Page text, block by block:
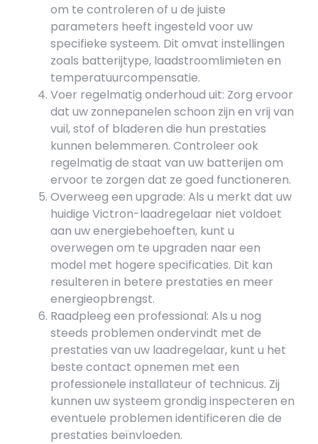
om te controleren of u de juiste
parameters heeft ingesteld voor uw
specifieke systeem. Dit omvat instellingen
zoals batterijtype, laadstroomlimieten en
temperatuurcompensatie.
Voer regelmatig onderhoud uit: Zorg ervoor
dat uw zonnepanelen schoon zijn en vrij van
vuil, stof of bladeren die hun prestaties
kunnen belemmeren. Controleer ook
regelmatig de staat van uw batterijen om
ervoor te zorgen dat ze goed functioneren.
Overweeg een upgrade: Als u merkt dat uw
huidige Victron-laadregelaar niet voldoet
aan uw energiebehoeften, kunt u
overwegen om te upgraden naar een
model met hogere specificaties. Dit kan
resulteren in betere prestaties en meer
energieopbrengst.
Raadpleeg een professional: Als u nog
steeds problemen ondervindt met de
prestaties van uw laadregelaar, kunt u het
beste contact opnemen met een
professionele installateur of technicus. Zij
kunnen uw systeem grondig inspecteren en
eventuele problemen identificeren die de
prestaties beïnvloeden.